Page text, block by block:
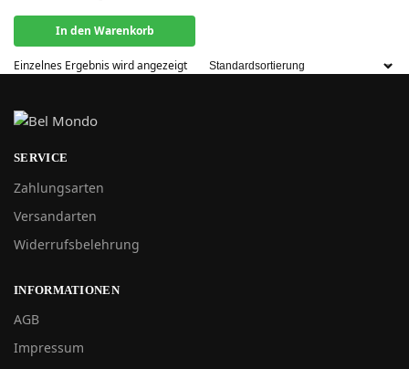
In den Warenkorb
Einzelnes Ergebnis wird angezeigt
SERVICE
Zahlungsarten
Versandarten
Widerrufsbelehrung
INFORMATIONEN
AGB
Impressum